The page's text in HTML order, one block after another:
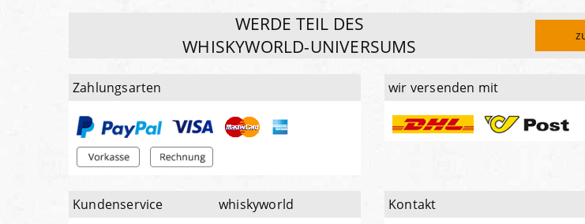
WERDE TEIL DES
WHISKYWORLD-UNIVERSUMS
Zahlungsarten wir versenden mit
Kundenservice whiskyworld Kontakt